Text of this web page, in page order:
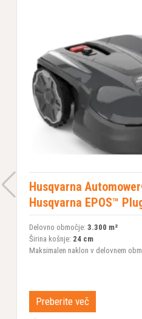
Husqvarna
Husqvarna EPOS™
Delovno območje: 3.300 m²
Širina košnje: 24 cm
Maksimalen naklon v delovnem
Preberite več